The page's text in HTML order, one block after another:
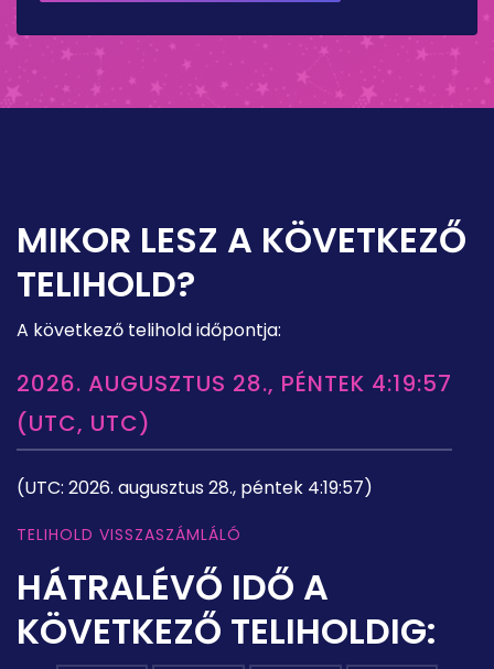
MIKOR LESZ A KÖVETKEZŐ
TELIHOLD?
A következő telihold időpontja:
2026. AUGUSZTUS 28., PÉNTEK 4:19:57
(UTC, UTC)
(UTC: 2026. augusztus 28., péntek 4:19:57)
TELIHOLD VISSZASZÁMLÁLÓ
HÁTRALÉVŐ IDŐ A
KÖVETKEZŐ TELIHOLDIG: